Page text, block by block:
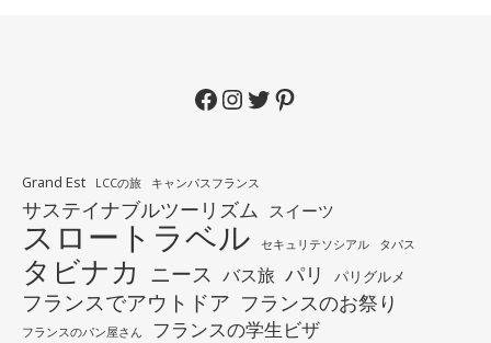
Facebook
Instagram
Twitter
Pinterest
Grand Est LCCの旅 キャンパスフランス
サステイナブルツーリズム スイーツ
スロートラベル セキュリテソシアル タパス
タビナカ ニース バス旅 パリ パリグルメ
フランスでアウトドア フランスのお祭り
フランスのパン屋さん フランスの学生ビザ